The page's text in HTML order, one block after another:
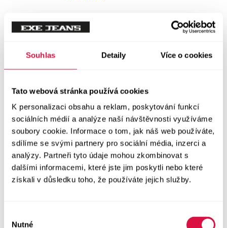
Souhlas Detaily Více o cookies
Tato webová stránka používá cookies
K personalizaci obsahu a reklam, poskytování funkcí
sociálních médií a analýze naší návštěvnosti využíváme
soubory cookie. Informace o tom, jak náš web používáte,
sdílíme se svými partnery pro sociální média, inzerci a
analýzy. Partneři tyto údaje mohou zkombinovat s
dalšími informacemi, které jste jim poskytli nebo které
získali v důsledku toho, že používáte jejich služby.
Nutné
Mikiny
NOVINKY
Letní šaty
Podzimní šaty
Dlouhé šaty